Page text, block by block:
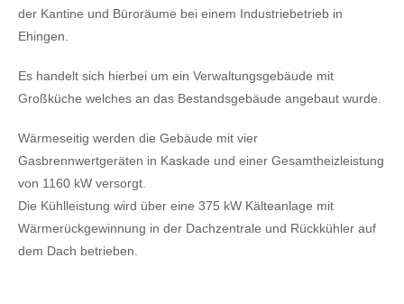
der Kantine und Büroräume bei einem Industriebetrieb in
Ehingen.
Es handelt sich hierbei um ein Verwaltungsgebäude mit
Großküche welches an das Bestandsgebäude angebaut wurde.
Wärmeseitig werden die Gebäude mit vier
Gasbrennwertgeräten in Kaskade und einer Gesamtheizleistung
von 1160 kW versorgt.
Die Kühlleistung wird über eine 375 kW Kälteanlage mit
Wärmerückgewinnung in der Dachzentrale und Rückkühler auf
dem Dach betrieben.